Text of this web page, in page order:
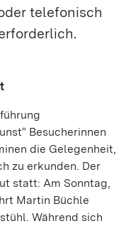
telefonisch
Besucherinnen
die Gelegenheit,
zu erkunden. Der
statt: Am Sonntag,
Martin Büchle
Während sich